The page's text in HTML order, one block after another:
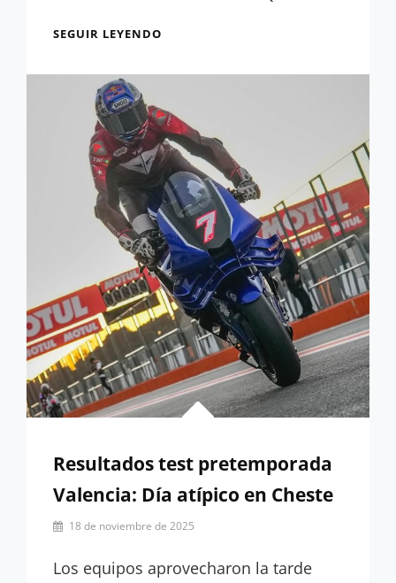
SEGUIR LEYENDO
GP
DE
QATAR
Resultados test pretemporada
Valencia: Día atípico en Cheste
Por
Lora-
18 de noviembre de 2025
Los equipos aprovecharon la tarde